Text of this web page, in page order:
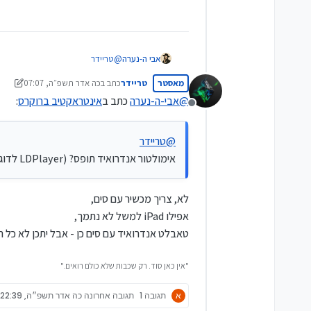
אבי ה-נערה@טריידר
מנותק
מאסטר טריידרכתב בכה אדר תשפ״ה, 07:07
נערך לאחרונה על ידי טריידר
@אבי-ה-נערהכתב באינטראקטיב ברוקרס:
@טריידר
אימולטור אנדרואיד תופס? (LDPlayer לדוגמה)
לא, צריך מכשיר עם סים,
אפילו iPad למשל לא נתמך,
טאבלט אנדרואיד עם סים כן - אבל יתכן לא כל
"אין כאן סוד. רק שכבות שלא כולם רואים."
א תגובה 1 תגובה אחרונה כה אדר תשפ״ה, 22:39